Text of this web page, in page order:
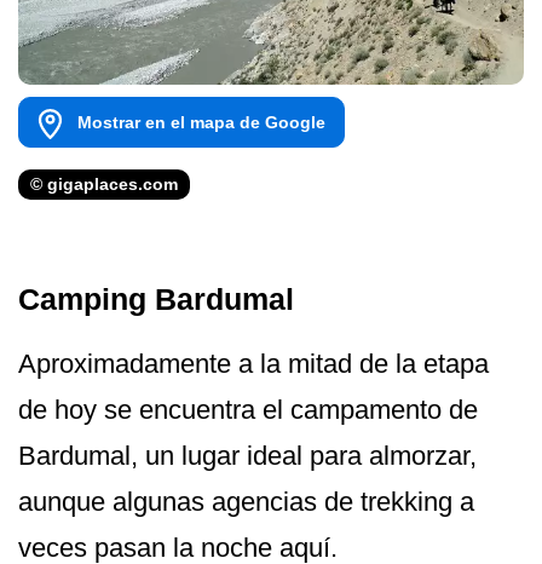
Mostrar en el mapa de Google
© gigaplaces.com
Camping Bardumal
Aproximadamente a la mitad de la etapa
de hoy se encuentra el campamento de
Bardumal, un lugar ideal para almorzar,
aunque algunas agencias de trekking a
veces pasan la noche aquí.